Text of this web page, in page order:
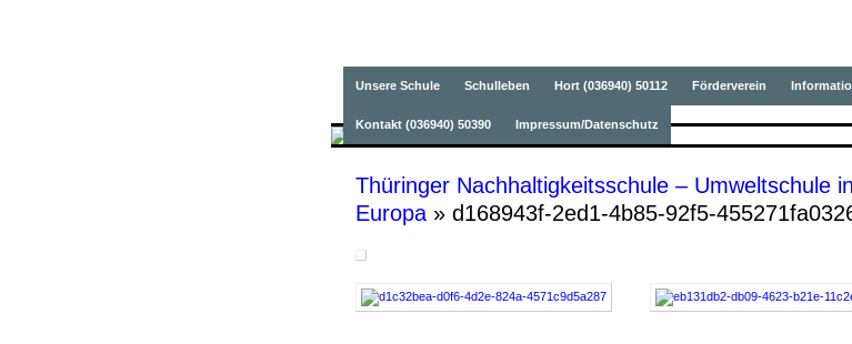
Grundschule Oepfershausen
Unsere Schule Schulleben Hort (036940) 50112 Förderverein
Kontakt (036940) 50390 Impressum/Datenschutz
Thüringer Nachhaltigkeitsschule – Umweltschule in
Europa » d168943f-2ed1-4b85-92f5-